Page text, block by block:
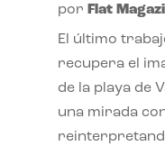
por Flat
El último
recupera el
de la playa de
una mirada